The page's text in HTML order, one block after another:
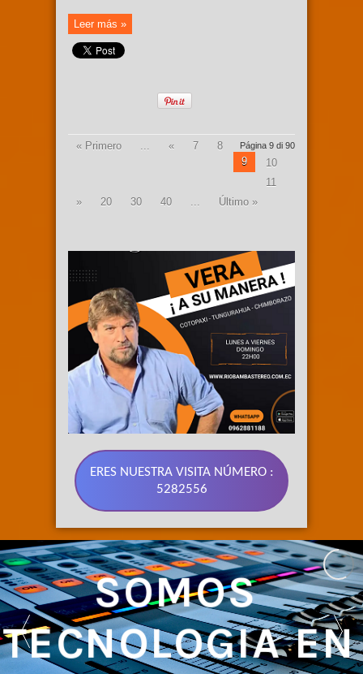
Leer más »
Página 9 di 90
« Primero ... « 7
8
9
10
11
»
20 30 40 ... Último »
ERES NUESTRA VISITA NÚMERO :
5282556
SOMOS
TECNOLOGIA EN